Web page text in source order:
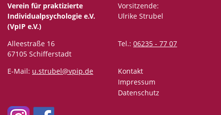
Verein für praktizierte
Individualpsychologie e.V.
(VpIP e.V.)
Vorsitzende:
Ulrike Strubel
Alleestraße 16
67105 Schifferstadt
Tel.: 06235 - 77 07
E-Mail: u.strubel@vpip.de
Kontakt
Impressum
Datenschutz